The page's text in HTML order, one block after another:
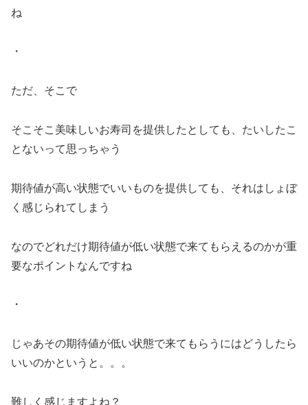
ね
・
ただ、そこで
そこそこ美味しいお寿司を提供したとしても、たいしたこ
とないって思っちゃう
期待値が高い状態でいいものを提供しても、それはしょぼ
く感じられてしまう
なのでどれだけ期待値が低い状態で来てもらえるのかが重
要なポイントなんですね
・
じゃあその期待値が低い状態で来てもらうにはどうしたら
いいのかというと。。。
難しく感じますよね？